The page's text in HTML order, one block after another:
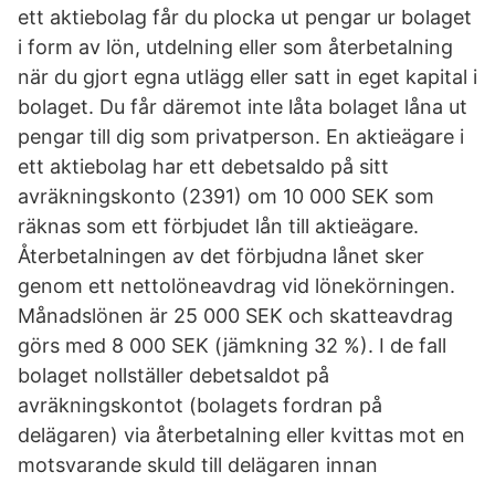
ett aktiebolag får du plocka ut pengar ur bolaget
i form av lön, utdelning eller som återbetalning
när du gjort egna utlägg eller satt in eget kapital i
bolaget. Du får däremot inte låta bolaget låna ut
pengar till dig som privatperson. En aktieägare i
ett aktiebolag har ett debetsaldo på sitt
avräkningskonto (2391) om 10 000 SEK som
räknas som ett förbjudet lån till aktieägare.
Återbetalningen av det förbjudna lånet sker
genom ett nettolöneavdrag vid lönekörningen.
Månadslönen är 25 000 SEK och skatteavdrag
görs med 8 000 SEK (jämkning 32 %). I de fall
bolaget nollställer debetsaldot på
avräkningskontot (bolagets fordran på
delägaren) via återbetalning eller kvittas mot en
motsvarande skuld till delägaren innan